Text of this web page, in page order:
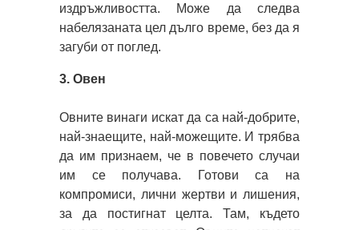
издръжливостта. Може да следва
набелязаната цел дълго време, без да я
загуби от поглед.
3. Овен
Овните винаги искат да са най-добрите,
най-знаещите, най-можещите. И трябва
да им признаем, че в повечето случаи
им се получава. Готови са на
компромиси, лични жертви и лишения,
за да постигнат целта. Там, където